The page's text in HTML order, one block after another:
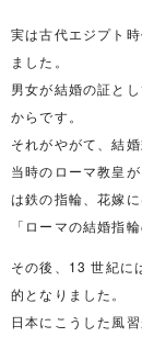
実は古代エジプト
ました。
男女が結婚の証と
からです。
それがやがて、結
当時のローマ教皇
は鉄の指輪、花嫁
「ローマの結婚指
その後、13 世紀に
的となりました。
日本にこうした風